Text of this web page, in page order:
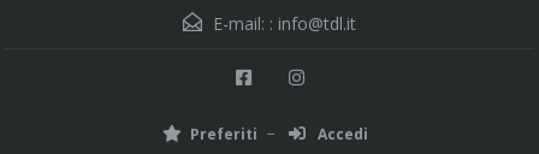
E-mail: : info@tdl.it
Preferiti Accedi